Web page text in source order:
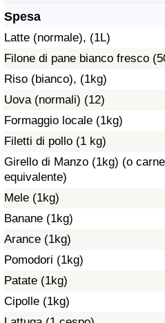
Spesa
Latte (normale), (1L)
Filone di pane bianco fresco
Riso (bianco), (1kg)
Uova (normali) (12)
Formaggio locale (1kg)
Filetti di pollo (1 kg)
Girello di Manzo (1kg) (o
equivalente)
Mele (1kg)
Banane (1kg)
Arance (1kg)
Pomodori (1kg)
Patate (1kg)
Cipolle (1kg)
Indice di criminalità per paese
Indice dell’Assistenza
Indice dell’Assistenza
Indice dell’Assistenza
Nazione
Inquinamento
Indice dell’Inquinamento
Indice di inquinamento
Indice dell’Inquinamento per